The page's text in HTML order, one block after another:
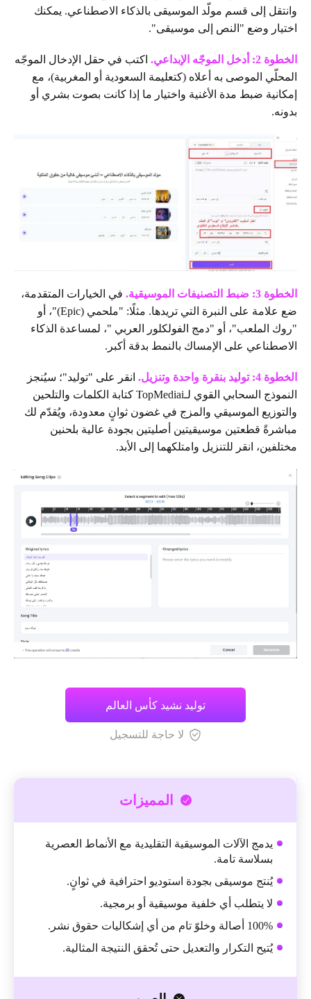
وانتقل إلى قسم مولّد الموسيقى بالذكاء الاصطناعي. يمكنك
اختيار وضع "النص إلى موسيقى".
الخطوة 2: أدخل الموجّه الإبداعي.
اكتب في حقل الإدخال الموجّه
المحلّي الموصى به أعلاه (كتعليمة السعودية أو المغربية)، مع
إمكانية ضبط مدة الأغنية واختيار ما إذا كانت بصوت بشري أو
بدونه.
الخطوة 3: ضبط التصنيفات الموسيقية.
في الخيارات المتقدمة،
ضع علامة على النبرة التي تريدها. مثلًا: "ملحمي (Epic)"، أو
"روك الملعب"، أو "دمج الفولكلور العربي "، لمساعدة الذكاء
الاصطناعي على الإمساك بالنمط بدقة أكبر.
الخطوة 4: توليد بنقرة واحدة وتنزيل.
انقر على "توليد"؛ سيُنجز
النموذج السحابي القوي لـTopMediai كتابة الكلمات والتلحين
والتوزيع الموسيقي والمزج في غضون ثوانٍ معدودة، ويُقدّم لك
مباشرةً قطعتين موسيقيتين أصليتين بجودة عالية بلحنين
مختلفين، انقر للتنزيل وامتلكهما إلى الأبد.
توليد نشيد كأس العالم
لا حاجة للتسجيل
المميزات
يدمج الآلات الموسيقية التقليدية مع الأنماط العصرية
بسلاسة تامة.
يُنتج موسيقى بجودة استوديو احترافية في ثوانٍ.
لا يتطلب أي خلفية موسيقية أو برمجية.
100% أصالة وخلوّ تام من أي إشكاليات حقوق نشر.
يُتيح التكرار والتعديل حتى تُحقق النتيجة المثالية.